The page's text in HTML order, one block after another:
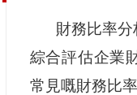
財務比率分
綜合評估企業
常見嘅財務比率